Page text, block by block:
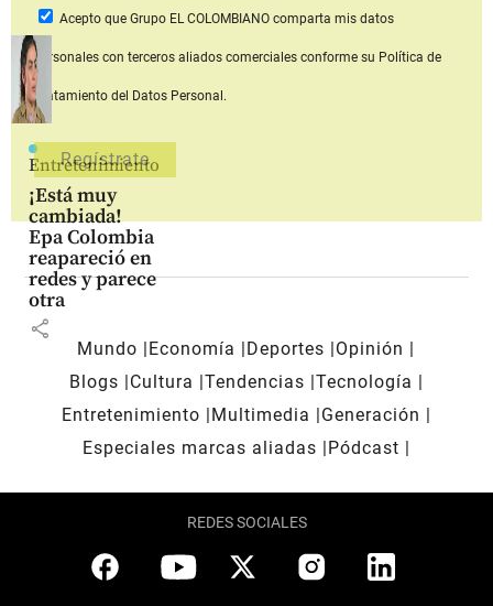
Entretenimiento
¡Está muy
cambiada!
Epa Colombia
reapareció en
redes y parece
otra
share
Acepto que Grupo EL COLOMBIANOcomparta mis datos
personales con terceros aliados comerciales conforme su Política de
Tratamiento del Datos Personal.
Mundo Economía Deportes
Opinión
Blogs
Cultura Tendencias Tecnología
Entretenimiento
Multimedia
Generación
Especiales marcas aliadas
Pódcast
REDES SOCIALES